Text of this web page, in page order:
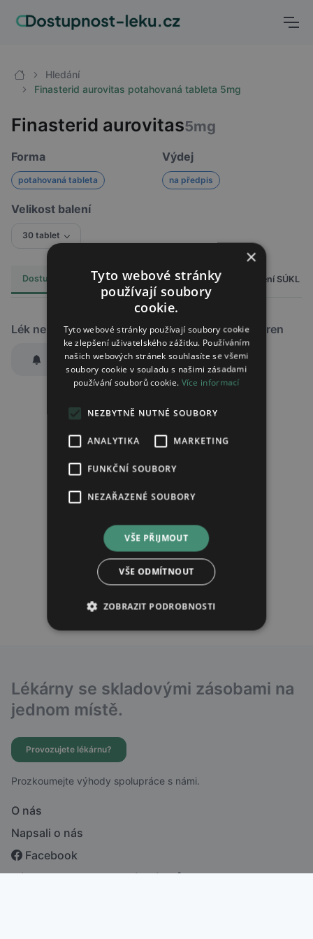
Hledání
Finasterid aurovitas potahovaná tableta 5mg
Finasterid aurovitas5mg
Forma
potahovaná tableta
Výdej
na předpis
Velikost balení
30 tablet
Dostupnost Cena Alternativy 0 Hlášení SÚKL
Lék není dostupný v žádné ze sledovaných lékáren
Hlídat dostupnost
Zaslat jednorázově emailem informaci o naskladnění
Finasterid aurovitas potahovaná
tableta 5mg
Chci dostávat slevové nabídky a novinky
zpracování osobních údajů.
Seznámil/a jsem se sezásadami zpracování osobních údajů
Lékárny se skladovými zásobami na
jednom místě.
Provozujete lékárnu?
Prozkoumejte výhody spolupráce s námi.
O nás
Napsali o nás
Facebook
Zásady ochrany osobních údajů
×
Tyto webové stránky
používají soubory
cookie.
Tyto webové stránky používají soubory cookie
ke zlepšení uživatelského zážitku. Používáním
našich webových stránek souhlasíte se všemi
soubory cookie v souladu s našimi zásadami
používání souborů cookie. Více informací
NEZBYTNĚ NUTNÉ SOUBORY
ANALYTIKA MARKETING
FUNKČNÍ SOUBORY
NEZAŘAZENÉ SOUBORY
VŠE PŘIJMOUT
VŠE ODMÍTNOUT
ZOBRAZIT PODROBNOSTI